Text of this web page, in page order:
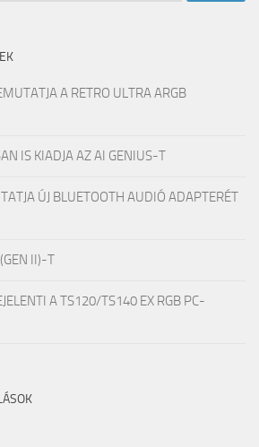
A RETRO ULTRA ARGB
IS KIADJA AZ AI GENIUS-T
ÚJ BLUETOOTH AUDIÓ ADAPTERÉT
II)-T
A TS120/TS140 EX RGB PC-